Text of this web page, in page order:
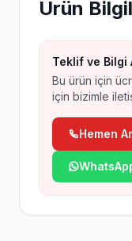
Ürün
Teklif ve Bilgi
Bu ürün için
için bizimle
Hemen